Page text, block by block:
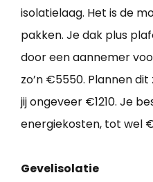
isolatielaag. Het is de
pakken. Je dak plus
door een aannemer
zo’n €5550. Plannen
jij ongeveer €1210. Je
energiekosten, tot wel
Gevelisolatie